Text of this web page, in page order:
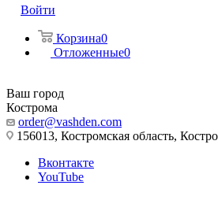
Войти
Корзина0
Отложенные0
Ваш город
Кострома
order@vashden.com
156013, Костромская область,
Вконтакте
YouTube